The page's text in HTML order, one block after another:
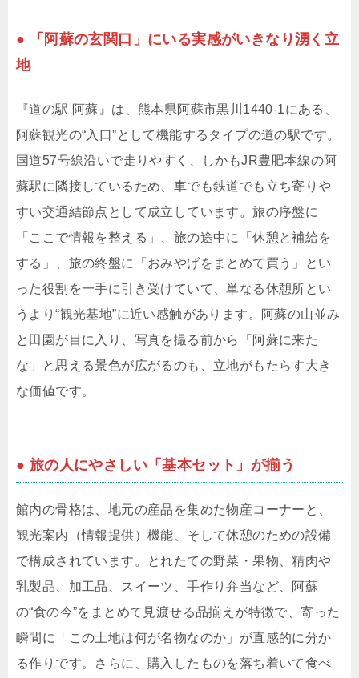
● 「阿蘇の玄関口」にいる実感がいきなり湧く立
地
『道の駅 阿蘇』は、熊本県阿蘇市黒川1440-1にある、
阿蘇観光の“入口”として機能するタイプの道の駅です。
国道57号線沿いで走りやすく、しかもJR豊肥本線の阿
蘇駅に隣接しているため、車でも鉄道でも立ち寄りや
すい交通結節点として成立しています。旅の序盤に
「ここで情報を整える」、旅の途中に「休憩と補給を
する」、旅の終盤に「おみやげをまとめて買う」とい
った役割を一手に引き受けていて、単なる休憩所とい
うより“観光基地”に近い感触があります。阿蘇の山並み
と田園が目に入り、写真を撮る前から「阿蘇に来た
な」と思える景色が広がるのも、立地がもたらす大き
な価値です。
● 旅の人にやさしい「基本セット」が揃う
館内の骨格は、地元の産品を集めた物産コーナーと、
観光案内（情報提供）機能、そして休憩のための設備
で構成されています。とれたての野菜・果物、精肉や
乳製品、加工品、スイーツ、手作り弁当など、阿蘇
の“食の今”をまとめて見渡せる品揃えが特徴で、寄った
瞬間に「この土地は何が名物なのか」が直感的に分か
る作りです。さらに、購入したものを落ち着いて食べ